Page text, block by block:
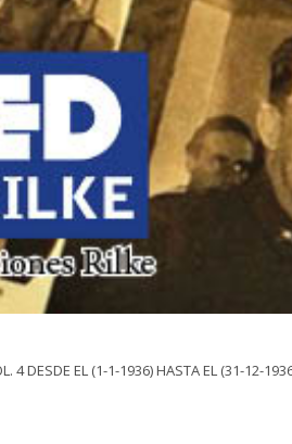
4 DESDE EL (1-1-1936) HASTA EL (31-12-